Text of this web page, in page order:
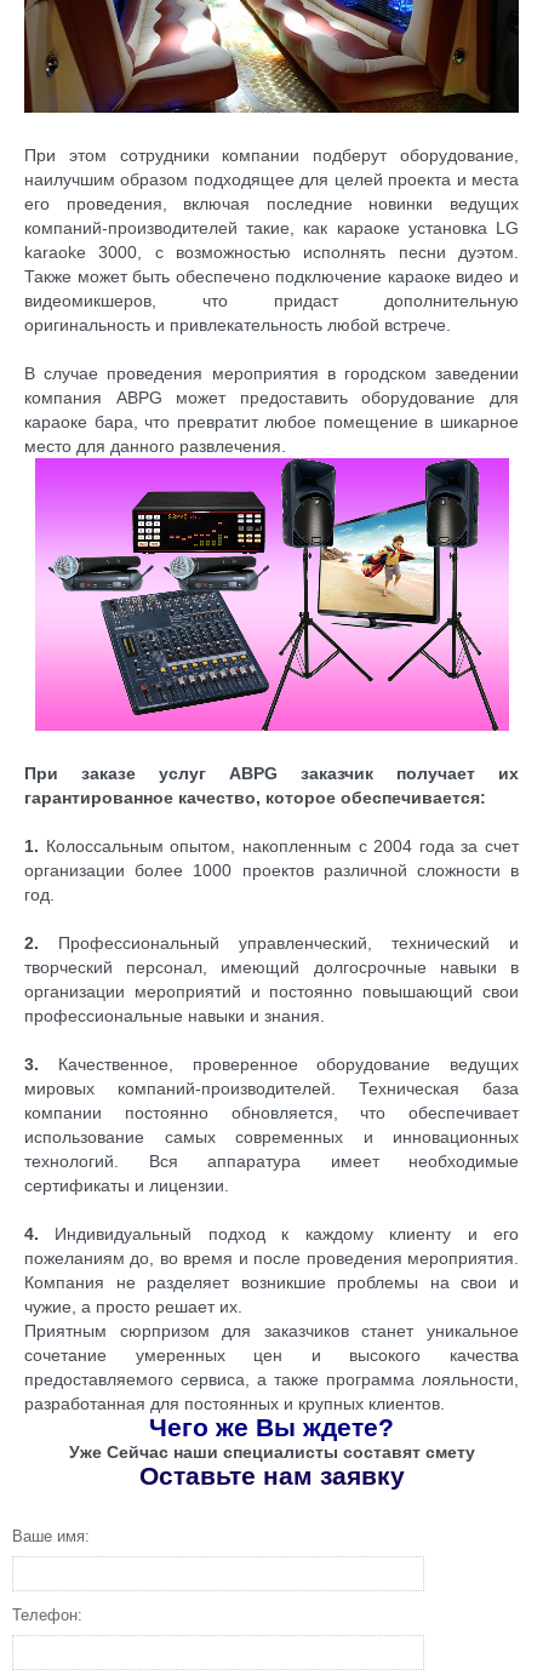
При этом сотрудники компании подберут оборудование,
наилучшим образом подходящее для целей проекта и места
его проведения, включая последние новинки ведущих
компаний-производителей такие, как караоке установка LG
karaoke 3000, с возможностью исполнять песни дуэтом.
Также может быть обеспечено подключение караоке видео и
видеомикшеров, что придаст дополнительную
оригинальность и привлекательность любой встрече.
В случае проведения мероприятия в городском заведении
компания ABPG может предоставить оборудование для
караоке бара, что превратит любое помещение в шикарное
место для данного развлечения.
При заказе услуг ABPG заказчик получает их
гарантированное качество, которое обеспечивается:
1. Колоссальным опытом, накопленным с 2004 года за счет
организации более 1000 проектов различной сложности в
год.
2. Профессиональный управленческий, технический и
творческий персонал, имеющий долгосрочные навыки в
организации мероприятий и постоянно повышающий свои
профессиональные навыки и знания.
3. Качественное, проверенное оборудование ведущих
мировых компаний-производителей. Техническая база
компании постоянно обновляется, что обеспечивает
использование самых современных и инновационных
технологий. Вся аппаратура имеет необходимые
сертификаты и лицензии.
4. Индивидуальный подход к каждому клиенту и его
пожеланиям до, во время и после проведения мероприятия.
Компания не разделяет возникшие проблемы на свои и
чужие, а просто решает их.
Приятным сюрпризом для заказчиков станет уникальное
сочетание умеренных цен и высокого качества
предоставляемого сервиса, а также программа лояльности,
разработанная для постоянных и крупных клиентов.
Чего же Вы ждете?
Уже Сейчас наши специалисты составят смету
Оставьте нам заявку
Ваше имя:
Телефон: